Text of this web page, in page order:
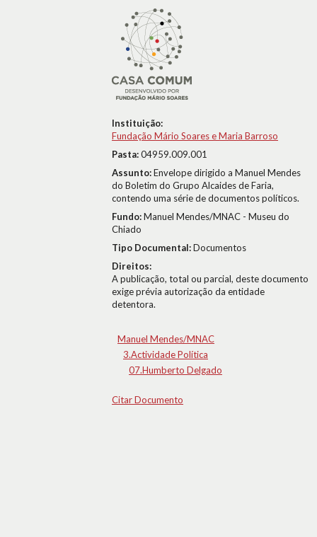
Instituição:
Fundação Mário Soares e Maria Barroso
Pasta:04959.009.001
Assunto:Envelope dirigido a Manuel Mendes
do Boletim do Grupo Alcaides de Faria,
contendo uma série de documentos políticos.
Fundo:Manuel Mendes/MNAC - Museu do
Chiado
Tipo Documental:Documentos
Direitos:
A publicação, total ou parcial, deste documento
exige prévia autorização da entidade
detentora.
Manuel Mendes/MNAC
3.Actividade Política
07.Humberto Delgado
Citar Documento